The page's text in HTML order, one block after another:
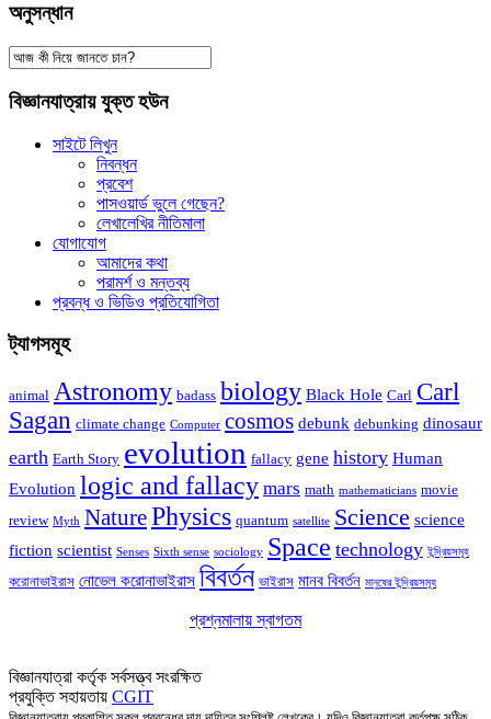
অনুসন্ধান
বিজ্ঞানযাত্রায় যুক্ত হউন
সাইটে লিখুন
নিবন্ধন
প্রবেশ
পাসওয়ার্ড ভুলে গেছেন?
লেখালেখির নীতিমালা
যোগাযোগ
আমাদের কথা
পরামর্শ ও মন্তব্য
প্রবন্ধ ও ভিডিও প্রতিযোগিতা
ট্যাগসমূহ
animal Astronomy badass biology Black Hole Carl Carl
Sagan climate change Computer cosmos debunk debunking dinosaur
earth Earth Story evolution fallacy gene history Human
Evolution logic and fallacy mars math mathematicians movie
review Myth NaturePhysics quantum satellite Science science
fiction scientist Senses Sixth sense sociology Space technology ইন্দ্রিয়সমূহ
করোনাভাইরাস নোভেল করোনাভাইরাস বিবর্তন ভাইরাস মানব বিবর্তন মানুষের ইন্দ্রিয়সমূহ
প্রশ্নমালায় স্বাগতম
বিজ্ঞানযাত্রা কর্তৃক সর্বসত্ত্ব সংরক্ষিত
প্রযুক্তি সহায়তায় CGIT